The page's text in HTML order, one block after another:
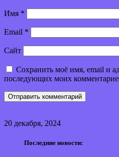
Имя *
Email *
Сайт
Сохранить моё имя, email и
последующих моих
20 декабря, 2024
Последние новости: